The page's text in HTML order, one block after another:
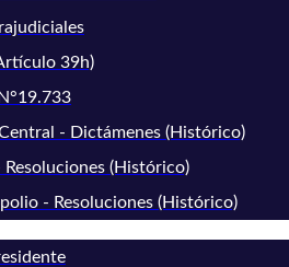
39h)
- Dictámenes (Histórico)
Resoluciones (Histórico)
- Resoluciones (Histórico)